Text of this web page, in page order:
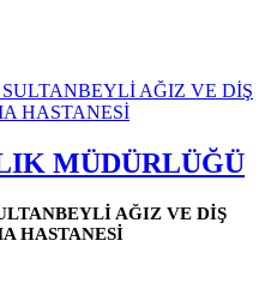
MÜDÜRLÜĞÜ
AĞIZ VE DİŞ
HASTANESİ